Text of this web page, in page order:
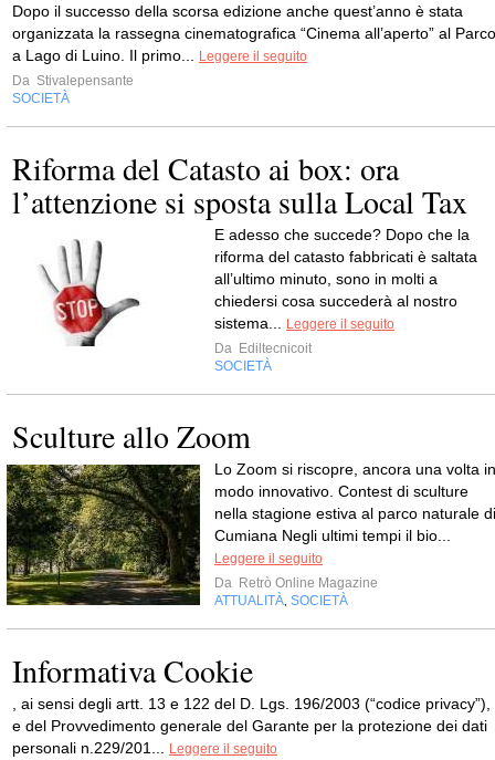
Dopo il successo della scorsa edizione anche quest’anno è stata
organizzata la rassegna cinematografica “Cinema all’aperto” al Parco
a Lago di Luino. Il primo...
Leggere il seguito
Da Stivalepensante
SOCIETÀ
Riforma del Catasto ai box: ora
l’attenzione si sposta sulla Local Tax
E adesso che succede? Dopo che la
riforma del catasto fabbricati è saltata
all’ultimo minuto, sono in molti a
chiedersi cosa succederà al nostro
sistema...
Leggere il seguito
Da Ediltecnicoit
SOCIETÀ
Sculture allo Zoom
Lo Zoom si riscopre, ancora una volta in
modo innovativo. Contest di sculture
nella stagione estiva al parco naturale di
Cumiana Negli ultimi tempi il bio...
Leggere il seguito
Da Retrò Online Magazine
ATTUALITÀ SOCIETÀ
Informativa Cookie
, ai sensi degli artt. 13 e 122 del D. Lgs. 196/2003 (“codice privacy”),
e del Provvedimento generale del Garante per la protezione dei dati
personali n.229/201...
Leggere il seguito